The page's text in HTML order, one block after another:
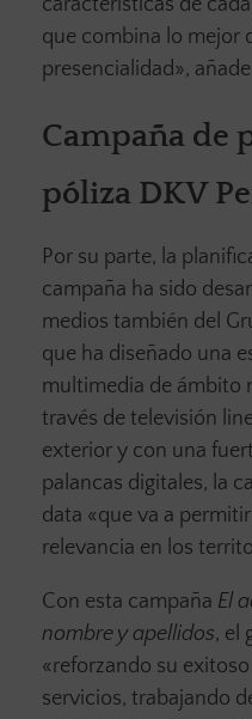
que combina lo mejor
presencialidad»,
Campaña de
póliza DKV
Por su parte, la
campaña ha sido
medios también del
que ha diseñado una
multimedia de ámbito
través de televisión
exterior y con una
palancas digitales, la
data «que va a
relevancia en los
Con esta campaña El
nombre y apellidos, el
«reforzando su
servicios, trabajando